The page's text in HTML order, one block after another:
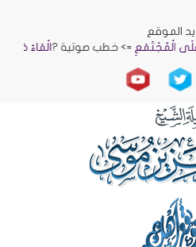
الْمَاءُ حَيَاةٌ وَنَمَاءٌ=> خطب صوتية ?